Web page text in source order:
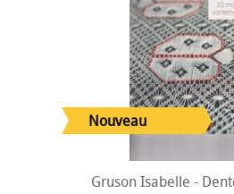
Gruson Isabelle -